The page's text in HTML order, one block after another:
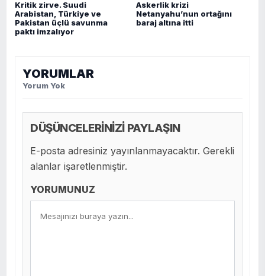
Kritik zirve. Suudi
Arabistan, Türkiye ve
Pakistan üçlü savunma
paktı imzalıyor
Askerlik krizi
Netanyahu’nun ortağını
baraj altına itti
YORUMLAR
Yorum Yok
DÜŞÜNCELERİNİZİ PAYLAŞIN
E-posta adresiniz yayınlanmayacaktır. Gerekli
alanlar işaretlenmiştir.
YORUMUNUZ